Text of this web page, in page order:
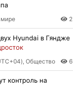
2
Hyundai в Гяндже
Общество 6
контроль на